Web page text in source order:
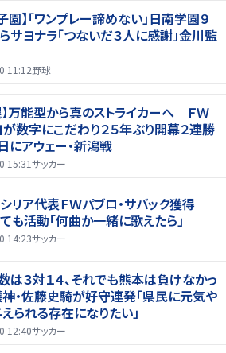
園】「ワンプレー諦めない」日南学園９
サヨナラ「つないだ３人に感謝」金川監
11:12野球
】万能型から真のストライカーへ ＦＷ
数字にこだわり２５年ぶり開幕２連勝
にアウェー・新潟戦
15:31サッカー
リア代表ＦＷパブロ・サバック獲得
も活動「何曲か一緒に歌えたら」
14:23サッカー
は３対１４、それでも熊本は負けなかっ
・佐藤史騎が好守連発「県民に元気や
られる存在になりたい」
12:40サッカー